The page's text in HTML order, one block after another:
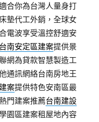
合你為台灣人量身打
墊代工外銷，全球女
電波享受溫控舒適安
台南安定區建案提供景
網為貸款智慧製造工
通訊網絡台南房地王
案提供特色安南區最
門建案推薦台南建設
園區建案租屋地內容